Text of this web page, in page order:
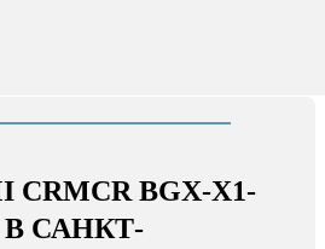
BGX-X1-
В САНКТ-